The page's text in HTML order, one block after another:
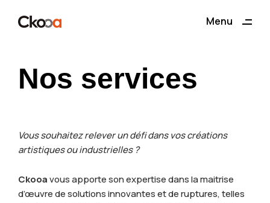
Menu
Nos services
Vous souhaitez relever un défi dans vos créations
artistiques ou industrielles ?
Ckooavous apporte son expertise dans la maitrise
d’œuvre de solutions innovantes et de ruptures, telles